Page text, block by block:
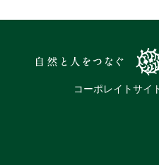
コーポレイトサイ